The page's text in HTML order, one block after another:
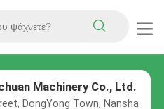
Machinery Co., Ltd.
DongYong Town, Nansha